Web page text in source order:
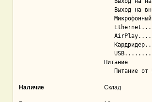
Питание
Наличие Склад